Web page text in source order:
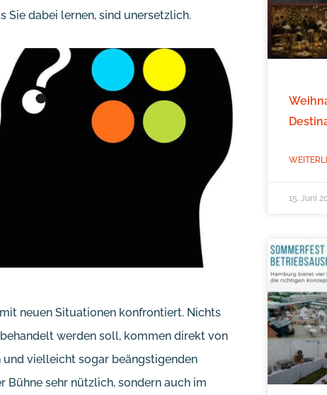
Sie dabei lernen, sind unersetzlich.
neuen Situationen konfrontiert. Nichts
werden soll, kommen direkt von
und vielleicht sogar beängstigenden
Bühne sehr nützlich, sondern auch im
15. Juni